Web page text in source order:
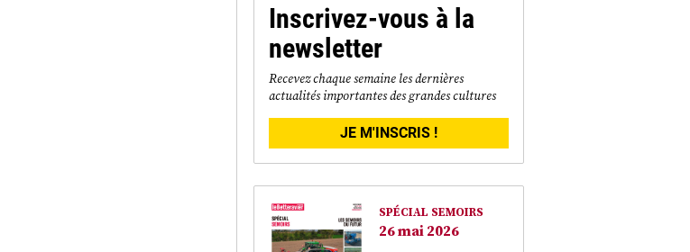
Inscrivez-vous à la
newsletter
Recevez chaque semaine les dernières
actualités importantes des grandes cultures
JE M'INSCRIS !
SPÉCIAL SEMOIRS
26 mai 2026